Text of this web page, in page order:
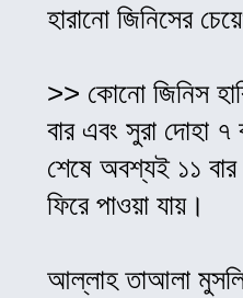
হারানো জিনিসের
>> কোনো জিনিস
বার এবং সুরা দোহা
শেষে অবশ্যই ১১
ফিরে পাওয়া যায়।
আল্লাহ তাআলা